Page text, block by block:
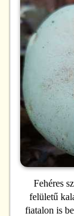
Fehéres
felületű
fiatalon is